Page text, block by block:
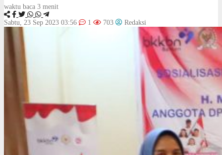
waktu baca 3 menit
Sabtu, 23 Sep 2023 03:56 1 703 Redaksi